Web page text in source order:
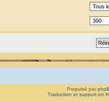
Propulsé par
Traduction et support en